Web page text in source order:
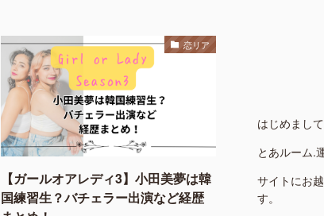
恋リア
【ガールオアレディ3】小田美夢は韓
国練習生？バチェラー出演など経歴
はじめまして
とあルーム.
サイトにお
す。